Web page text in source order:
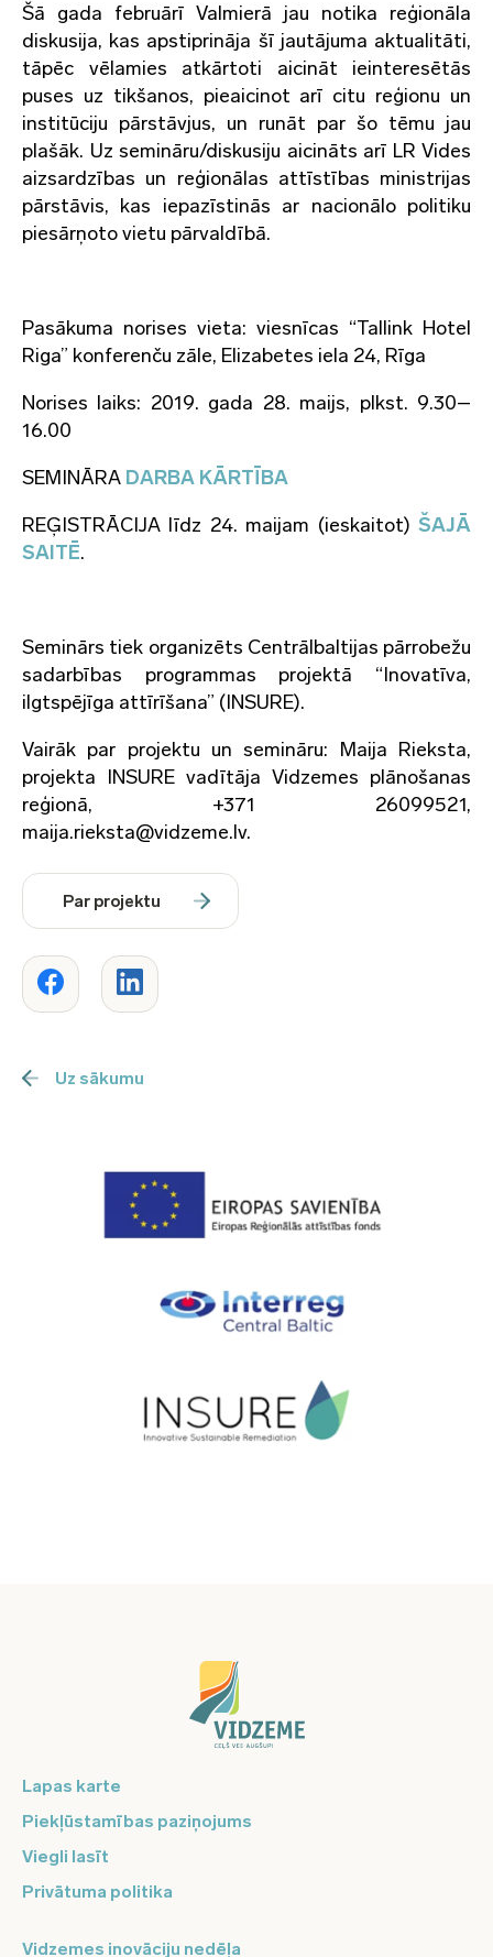
Šā gada februārī Valmierā jau notika reģionāla
diskusija, kas apstiprināja šī jautājuma aktualitāti,
tāpēc vēlamies atkārtoti aicināt ieinteresētās
puses uz tikšanos, pieaicinot arī citu reģionu un
institūciju pārstāvjus, un runāt par šo tēmu jau
plašāk. Uz semināru/diskusiju aicināts arī LR Vides
aizsardzības un reģionālas attīstības ministrijas
pārstāvis, kas iepazīstinās ar nacionālo politiku
piesārņoto vietu pārvaldībā.
Pasākuma norises vieta: viesnīcas “Tallink Hotel
Riga” konferenču zāle, Elizabetes iela 24, Rīga
Norises laiks: 2019. gada 28. maijs, plkst. 9.30–
16.00
SEMINĀRA DARBA KĀRTĪBA
REĢISTRĀCIJA līdz 24. maijam (ieskaitot) ŠAJĀ
SAITĒ.
Seminārs tiek organizēts Centrālbaltijas pārrobežu
sadarbības programmas projektā “Inovatīva,
ilgtspējīga attīrīšana” (INSURE).
Vairāk par projektu un semināru: Maija Rieksta,
projekta INSURE vadītāja Vidzemes plānošanas
reģionā, +371 26099521,
maija.rieksta@vidzeme.lv.
Par projektu
Uz sākumu
Lapas karte
Piekļūstamības paziņojums
Viegli lasīt
Privātuma politika
Vidzemes inovāciju nedēļa